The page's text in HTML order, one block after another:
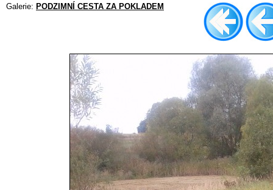
Galerie: PODZIMNÍ CESTA ZA POKLADEM